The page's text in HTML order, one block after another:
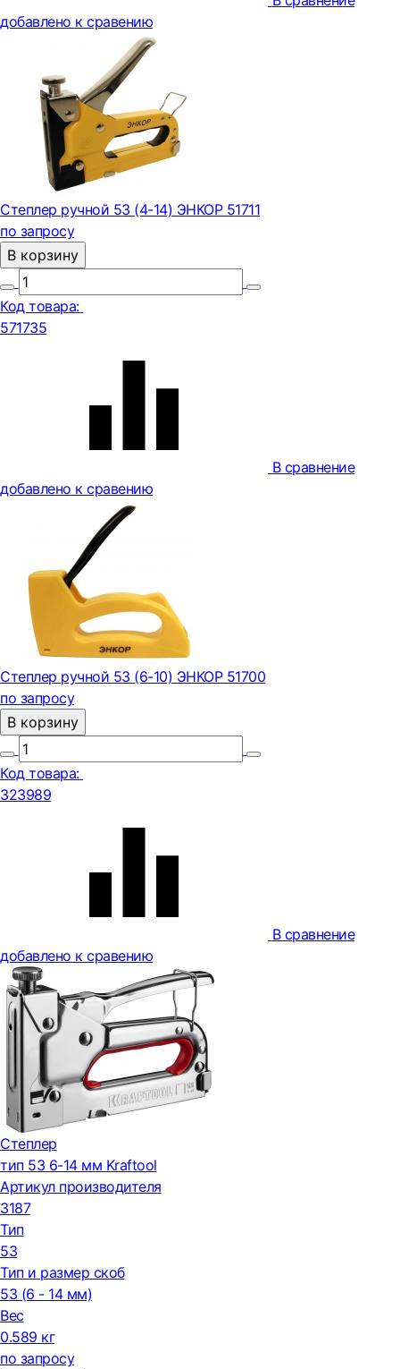
добавлено к сравению
Степлер ручной 53 (4-14) ЭНКОР 51711
по запросу
В корзину
Код товара:
571735
В сравнение
добавлено к сравению
Степлер ручной 53 (6-10) ЭНКОР 51700
по запросу
В корзину
Код товара:
323989
В сравнение
добавлено к сравению
Степлер
тип 53 6-14 мм Kraftool
Артикул производителя
3187
Тип
53
Тип и размер скоб
53 (6 - 14 мм)
Вес
0.589 кг
по запросу